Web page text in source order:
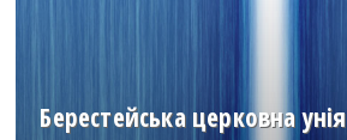
Берестейська церковна унія